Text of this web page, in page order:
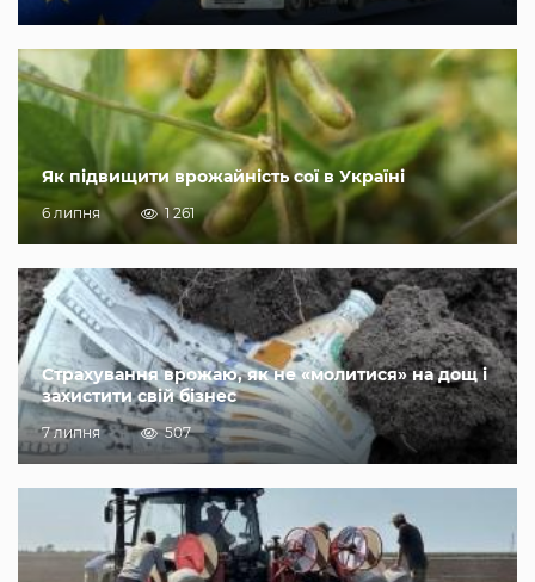
Як підвищити врожайність сої в Україні
6 липня 1 261
Страхування врожаю, як не «молитися» на дощ і
захистити свій бізнес
7 липня 507